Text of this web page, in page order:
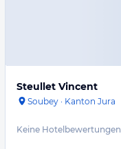
Steullet Vincent
Soubey · Kanton Jura
Keine Hotelbewertungen